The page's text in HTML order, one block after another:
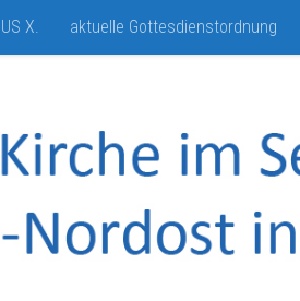
X. aktuelle Gottesdienstordnung